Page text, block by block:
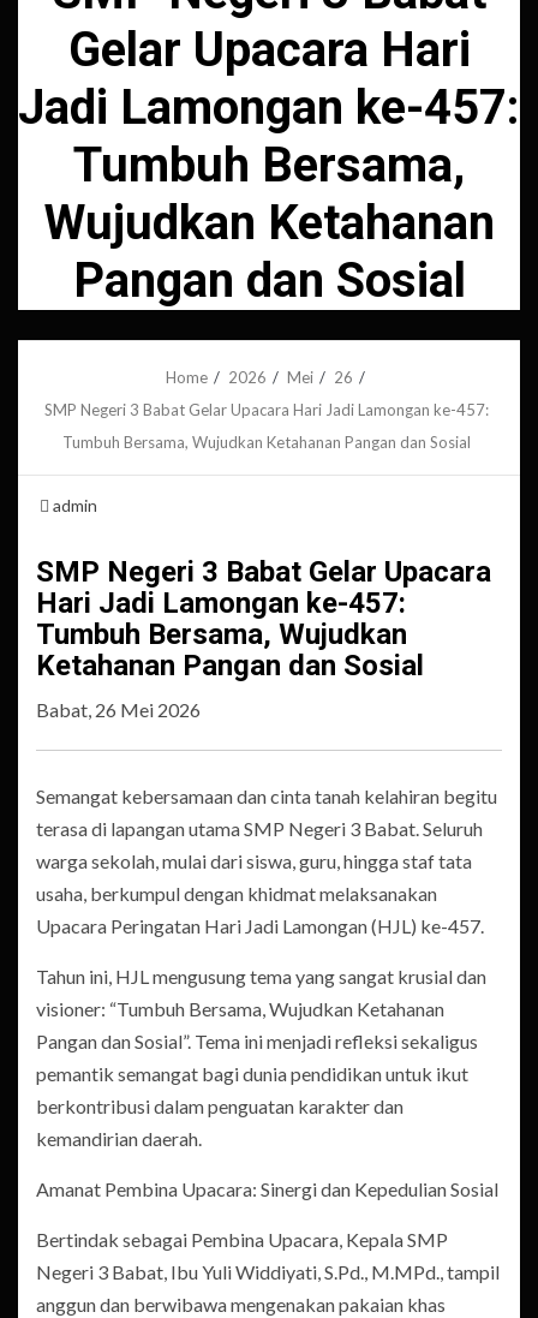
Gelar Upacara Hari
Jadi Lamongan ke-457:
Tumbuh Bersama,
Wujudkan Ketahanan
Pangan dan Sosial
Home 2026 Mei
26
SMP Negeri 3 Babat Gelar Upacara Hari Jadi Lamongan ke-457:
Tumbuh Bersama, Wujudkan Ketahanan Pangan dan Sosial
admin
SMP Negeri 3 Babat Gelar Upacara
Hari Jadi Lamongan ke-457:
Tumbuh Bersama, Wujudkan
Ketahanan Pangan dan Sosial
Babat, 26 Mei 2026
Semangat kebersamaan dan cinta tanah kelahiran begitu
terasa di lapangan utama SMP Negeri 3 Babat. Seluruh
warga sekolah, mulai dari siswa, guru, hingga staf tata
usaha, berkumpul dengan khidmat melaksanakan
Upacara Peringatan Hari Jadi Lamongan (HJL) ke-457.
Tahun ini, HJL mengusung tema yang sangat krusial dan
visioner: “Tumbuh Bersama, Wujudkan Ketahanan
Pangan dan Sosial”. Tema ini menjadi refleksi sekaligus
pemantik semangat bagi dunia pendidikan untuk ikut
berkontribusi dalam penguatan karakter dan
kemandirian daerah.
Amanat Pembina Upacara: Sinergi dan Kepedulian Sosial
Bertindak sebagai Pembina Upacara, Kepala SMP
Negeri 3 Babat, Ibu Yuli Widdiyati, S.Pd., M.MPd., tampil
anggun dan berwibawa mengenakan pakaian khas